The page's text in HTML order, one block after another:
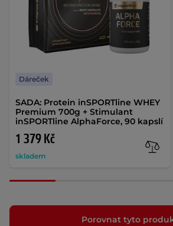
SADA: Protein inSPORTline WHEY
Premium 700g + Stimulant
inSPORTline AlphaForce, 90 kapslí
1 379 Kč
skladem
Dáreček
Porovnat tyto